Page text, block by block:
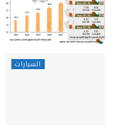
السيارات